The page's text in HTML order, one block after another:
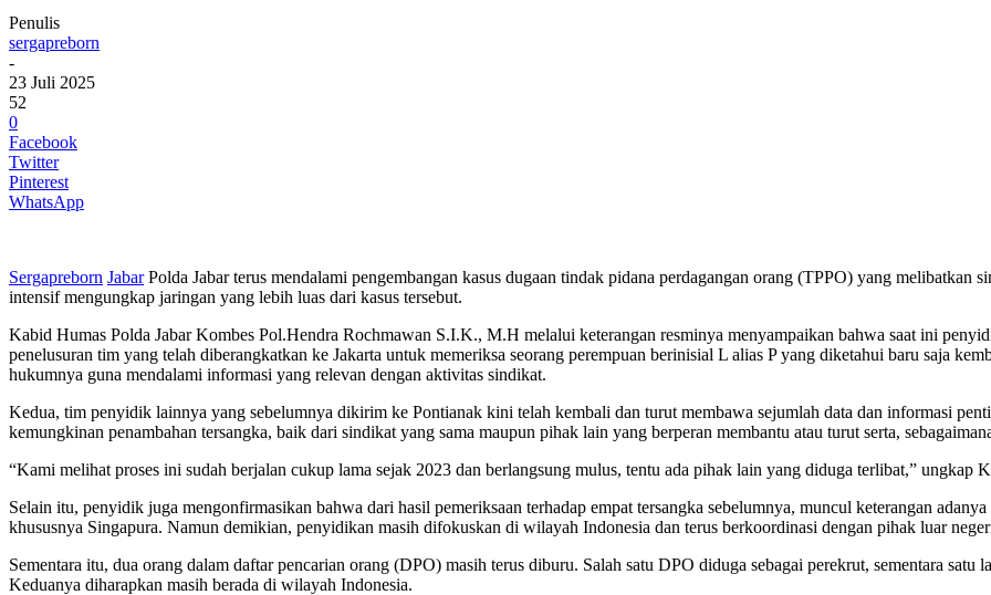
Penulis
sergapreborn
-
23 Juli 2025
52
0
Facebook
Twitter
Pinterest
WhatsApp
Sergapreborn JabarPolda Jabar terus mendalami pengembangan kasus dugaan tindak pidana perdagangan orang (TPPO) yang melibatkan
intensif mengungkap jaringan yang lebih luas dari kasus tersebut.
Kabid Humas Polda Jabar Kombes Pol.Hendra Rochmawan S.I.K., M.H melalui keterangan resminya menyampaikan bahwa saat ini
penelusuran tim yang telah diberangkatkan ke Jakarta untuk memeriksa seorang perempuan berinisial L alias P yang diketahui baru saja
hukumnya guna mendalami informasi yang relevan dengan aktivitas sindikat.
Kedua, tim penyidik lainnya yang sebelumnya dikirim ke Pontianak kini telah kembali dan turut membawa sejumlah data dan informasi
kemungkinan penambahan tersangka, baik dari sindikat yang sama maupun pihak lain yang berperan membantu atau turut serta,
“Kami melihat proses ini sudah berjalan cukup lama sejak 2023 dan berlangsung mulus, tentu ada pihak lain yang diduga terlibat,” ungkap
Selain itu, penyidik juga mengonfirmasikan bahwa dari hasil pemeriksaan terhadap empat tersangka sebelumnya, muncul keterangan
khususnya Singapura. Namun demikian, penyidikan masih difokuskan di wilayah Indonesia dan terus berkoordinasi dengan pihak luar
Sementara itu, dua orang dalam daftar pencarian orang (DPO) masih terus diburu. Salah satu DPO diduga sebagai perekrut, sementara
Keduanya diharapkan masih berada di wilayah Indonesia.